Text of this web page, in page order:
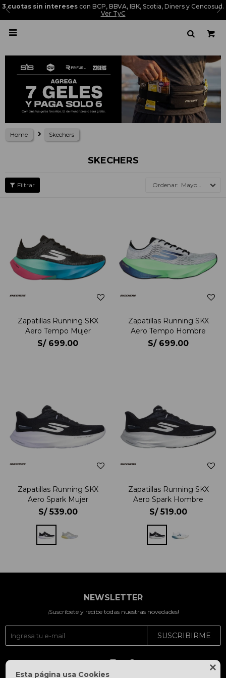

Esta página usa Cookies
3 cuotas sin intereses con BCP, BBVA, IBK, Scotia, Diners y Cencosud.
Ver TyC

Home Skechers
SKECHERS
Mayor precio
Zapatillas Running SKX
Aero Tempo Mujer
S/ 699.00
Zapatillas Running SKX
Aero Tempo Hombre
S/ 699.00
Zapatillas Running SKX
Aero Spark Mujer
S/ 539.00
Zapatillas Running SKX
Aero Spark Hombre
S/ 519.00
NEWSLETTER
¡Suscríbete y recibe todas nuestras novedades!
SUSCRIBIRME